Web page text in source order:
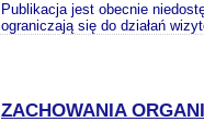
Publikacja jest obecnie
ograniczają się do działań
ZACHOWANIA